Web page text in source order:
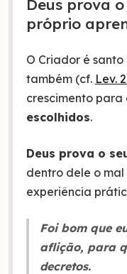
Deus prova
próprio
O Criador é
também (cf. Lev.
crescimento para
escolhidos.
Deus prova o
dentro dele o
experiência
Foi bom que
aflição, para
decretos.